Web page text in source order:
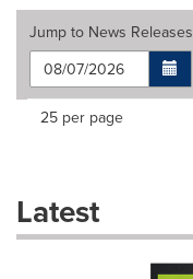
Jump to News Releases
Making
dropdown
will
Items per page:
25 per page
Latest